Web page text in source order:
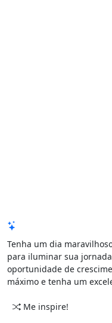
Tenha um dia
para iluminar sua
oportunidade de
máximo e tenha um
Me inspire!